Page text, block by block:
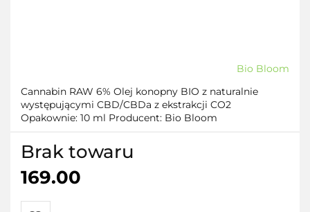
Bio Bloom
Cannabin RAW 6% Olej konopny BIO z naturalnie
występującymi CBD/CBDa z ekstrakcji CO2
Opakownie: 10 ml Producent: Bio Bloom
Brak towaru
169.00